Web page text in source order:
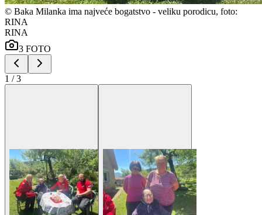
© Baka Milanka ima najveće bogatstvo - veliku porodicu, foto:
RINA
RINA
3 FOTO
1 /3